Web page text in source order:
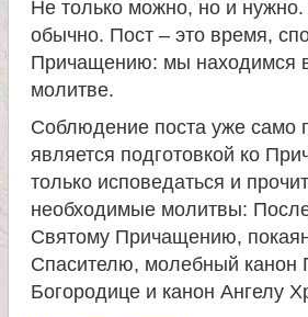
я
П
а
н
Не только можно, но и
обычно. Пост – это время,
Причащению: мы находимся
молитве.
Соблюдение поста уже само
является подготовкой ко
только исповедаться и
необходимые молитвы:
Святому Причащению,
Спасителю, молебный канон
Богородице и канон Ангелу